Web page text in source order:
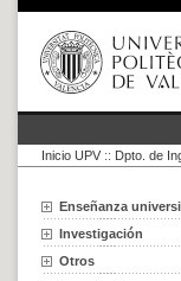
Inicio UPV :: Dpto. de
Enseñanza
Investigación
Otros